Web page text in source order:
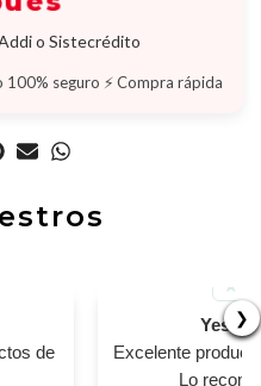
o Sistecrédito
100% seguro ⚡ Compra rápida
❯
de
Yesika
Excelente
Lo